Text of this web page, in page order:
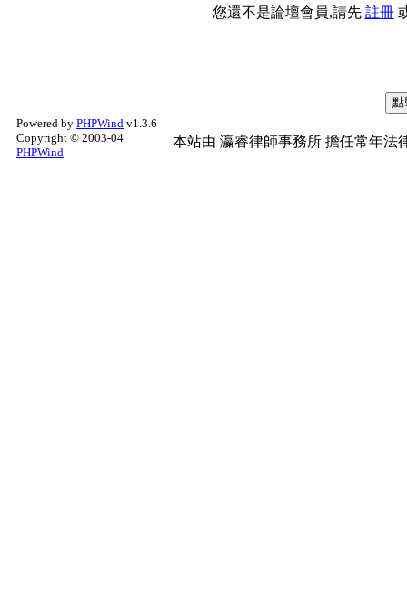
您還不是論壇會員,請先 註冊
Powered by PHPWind v1.3.6
Copyright © 2003-04
PHPWind
本站由 瀛睿律師事務所 擔任常年法